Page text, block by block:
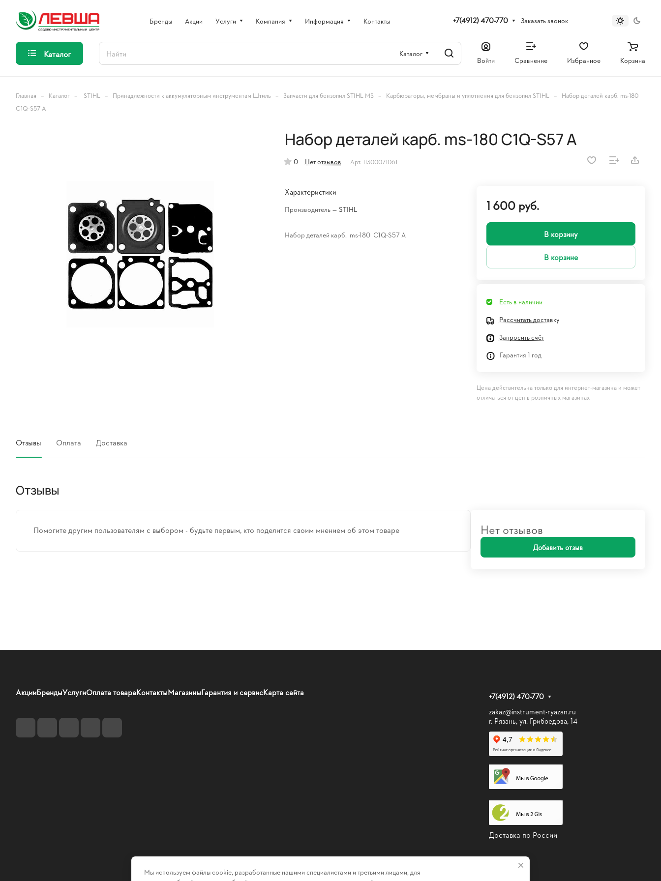
Бренды Акции Услуги Компания Информация Контакты +7(4912) 470-770 Заказать звонок
Каталог Каталог
Войти Сравнение Избранное Корзина
Главная – Каталог – STIHL – Принадлежности к аккумуляторным инструментам Штиль – Запчасти для бензопил STIHL MS – Карбюраторы, мембраны и уплотнения для бензопил STIHL –
Набор деталей карб. ms-180
С1Q-S57 A
Набор деталей карб. ms-180 С1Q-S57 A
0 Нет отзывов Арт. 11300071061
Характеристики
Производитель — STIHL
Набор деталей карб. ms-180 С1Q-S57 A
1 600 руб.
В корзину
В корзине
Есть в наличии
Рассчитать доставку
Запросить счёт
Гарантия 1 год
Цена действительна только для интернет-магазина и может
отличаться от цен в розничных магазинах
Отзывы Оплата Доставка
Отзывы
Помогите другим пользователям с выбором - будьте первым, кто поделится своим мнением об этом товаре Нет отзывов
Добавить отзыв
АкцииБрендыУслугиОплата товараКонтактыМагазиныГарантия и сервисКарта сайта
+7(4912) 470-770
zakaz@instrument-ryazan.ru
г. Рязань, ул. Грибоедова, 14
Доставка по России
Мы используем файлы cookie, разработанные нашими специалистами и третьими лицами, для